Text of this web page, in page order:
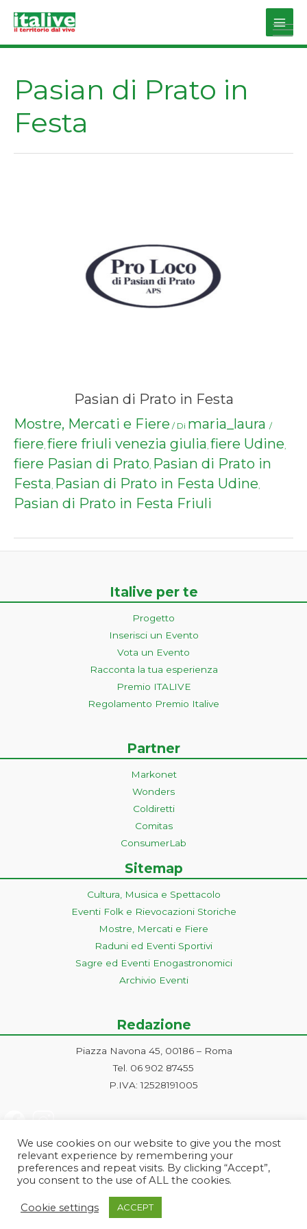
Main
Pasian di Prato in
Festa
Pasian di Prato in Festa
Mostre, Mercati e Fiere / Di maria_laura /
fiere, fiere friuli venezia giulia, fiere Udine,
fiere Pasian di Prato, Pasian di Prato in
Festa, Pasian di Prato in Festa Udine,
Pasian di Prato in Festa Friuli
Italive per te
Progetto
Inserisci un Evento
Vota un Evento
Racconta la tua esperienza
Premio ITALIVE
Regolamento Premio Italive
Partner
Markonet
Wonders
Coldiretti
Comitas
ConsumerLab
Sitemap
Cultura, Musica e Spettacolo
Eventi Folk e Rievocazioni Storiche
Mostre, Mercati e Fiere
Raduni ed Eventi Sportivi
Sagre ed Eventi Enogastronomici
Archivio Eventi
Redazione
Piazza Navona 45, 00186 – Roma
Tel. 06 902 87455
P.IVA: 12528191005
Roma | PI e CF: 12528191005 | markonetsrl@pec.it |
We use cookies on our website to give you the most
relevant experience by remembering your
preferences and repeat visits. By clicking “Accept”,
you consent to the use of ALL the cookies.
Cookie settings ACCEPT